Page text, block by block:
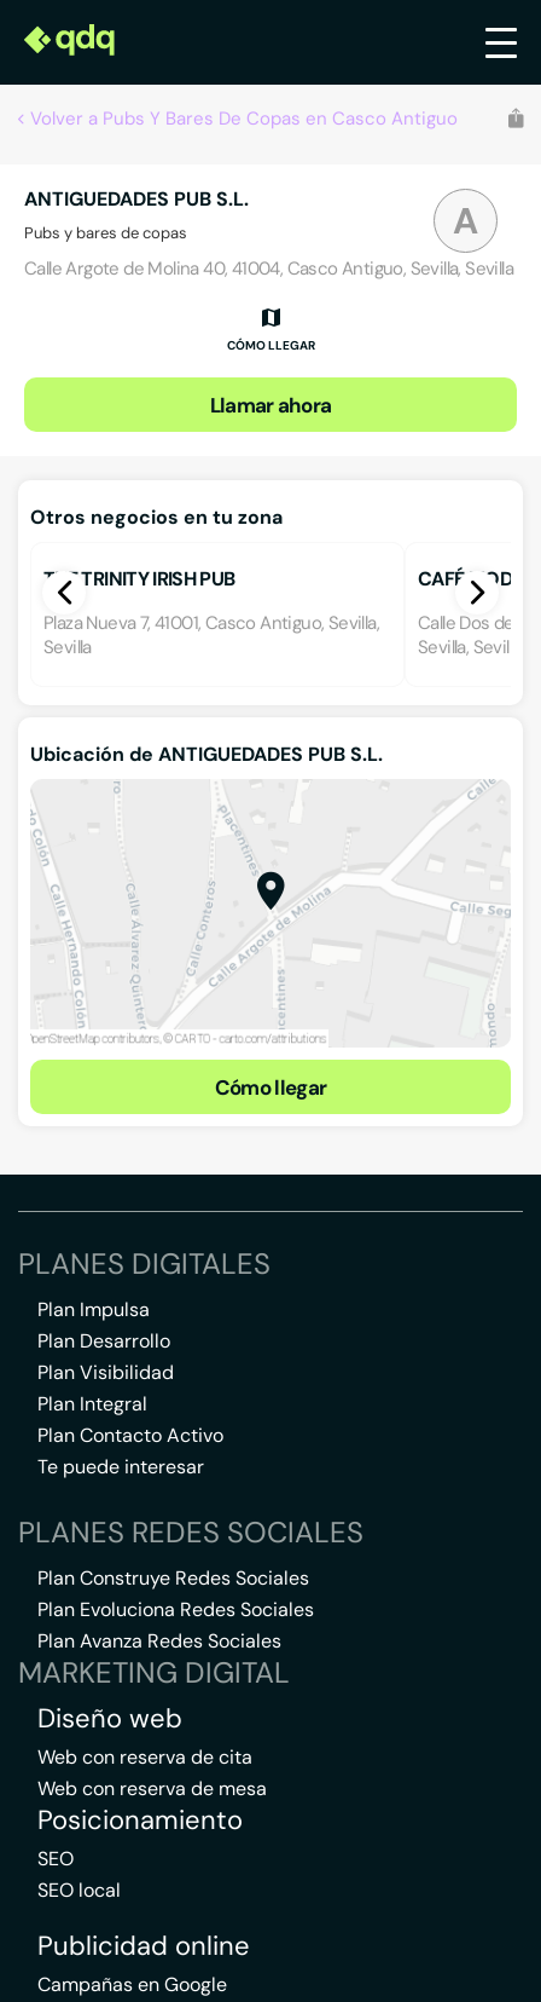
Volver a Pubs Y Bares De Copas en Casco Antiguo
A
ANTIGUEDADES PUB S.L.
Pubs y bares de copas
Calle Argote de Molina 40, 41004, Casco Antiguo, Sevilla, Sevilla
CÓMO LLEGAR
Llamar ahora
Otros negocios en tu zona
THE TRINITY IRISH PUB
Plaza Nueva 7, 41001, Casco Antiguo, Sevilla,
Sevilla
CAFÉ
Calle Dos de
Sevilla, Sevilla
Ubicación de ANTIGUEDADES PUB S.L.
Cómo llegar
PLANES DIGITALES
Plan Impulsa
Plan Desarrollo
Plan Visibilidad
Plan Integral
Plan Contacto Activo
Te puede interesar
PLANES REDES SOCIALES
Plan Construye Redes Sociales
Plan Evoluciona Redes Sociales
Plan Avanza Redes Sociales
MARKETING DIGITAL
Diseño web
Web con reserva de cita
Web con reserva de mesa
Posicionamiento
SEO
SEO local
Publicidad online
Campañas en Google